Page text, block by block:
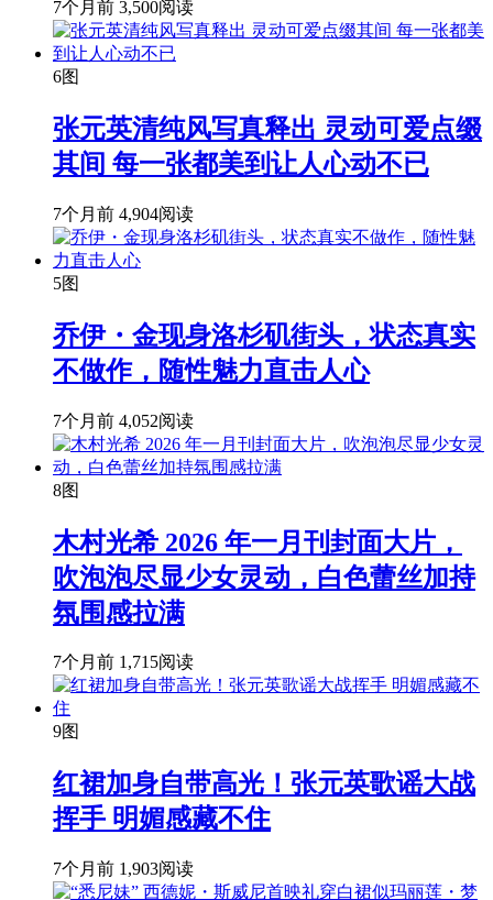
7个月前 3,500阅读
6图
张元英清纯风写真释出 灵动可爱点缀
其间 每一张都美到让人心动不已
7个月前 4,904阅读
5图
乔伊・金现身洛杉矶街头，状态真实
不做作，随性魅力直击人心
7个月前 4,052阅读
8图
木村光希 2026 年一月刊封面大片，
吹泡泡尽显少女灵动，白色蕾丝加持
氛围感拉满
7个月前 1,715阅读
9图
红裙加身自带高光！张元英歌谣大战
挥手 明媚感藏不住
7个月前 1,903阅读